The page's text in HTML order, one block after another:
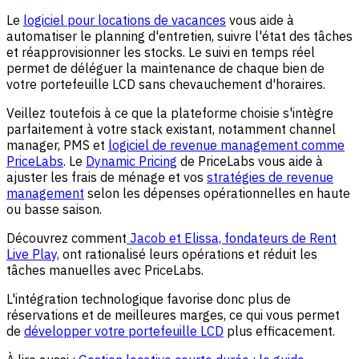
Le logiciel pour locations de vacances vous aide à
automatiser le planning d'entretien, suivre l'état des tâches
et réapprovisionner les stocks. Le suivi en temps réel
permet de déléguer la maintenance de chaque bien de
votre portefeuille LCD sans chevauchement d'horaires.
Veillez toutefois à ce que la plateforme choisie s'intègre
parfaitement à votre stack existant, notamment channel
manager, PMS et logiciel de revenue management comme
PriceLabs. Le Dynamic Pricing de PriceLabs vous aide à
ajuster les frais de ménage et vos stratégies de revenue
management selon les dépenses opérationnelles en haute
ou basse saison.
Découvrez comment Jacob et Elissa, fondateurs de Rent
Live Play, ont rationalisé leurs opérations et réduit les
tâches manuelles avec PriceLabs.
L'intégration technologique favorise donc plus de
réservations et de meilleures marges, ce qui vous permet
de développer votre portefeuille LCD plus efficacement.